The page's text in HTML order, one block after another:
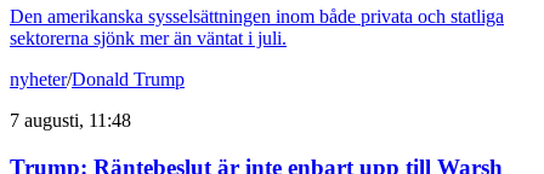
Den amerikanska sysselsättningen inom både privata och statliga
sektorerna sjönk mer än väntat i juli.
nyheter/Donald Trump
7 augusti, 11:48
Trump: Räntebeslut är inte enbart upp till Warsh